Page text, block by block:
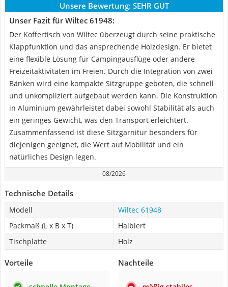
Unsere Bewertung: SEHR GUT
Unser Fazit für Wiltec 61948:
Der Koffertisch von Wiltec überzeugt durch seine praktische
Klappfunktion und das ansprechende Holzdesign. Er bietet
eine flexible Lösung für Campingausflüge oder andere
Freizeitaktivitäten im Freien. Durch die Integration von zwei
Bänken wird eine kompakte Sitzgruppe geboten, die schnell
und unkompliziert aufgebaut werden kann. Die Konstruktion
in Aluminium gewährleistet dabei sowohl Stabilität als auch
ein geringes Gewicht, was den Transport erleichtert.
Zusammenfassend ist diese Sitzgarnitur besonders für
diejenigen geeignet, die Wert auf Mobilität und ein
natürliches Design legen.
08/2026
Technische Details
Modell
Wiltec 61948
Packmaß (L x B x T)
Halbiert
Tischplatte
Holz
Vorteile Nachteile